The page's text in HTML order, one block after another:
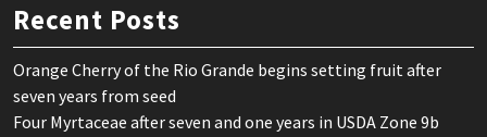
Recent Posts
Orange Cherry of the Rio Grande begins setting fruit after
seven years from seed
Four Myrtaceae after seven and one years in USDA Zone 9b